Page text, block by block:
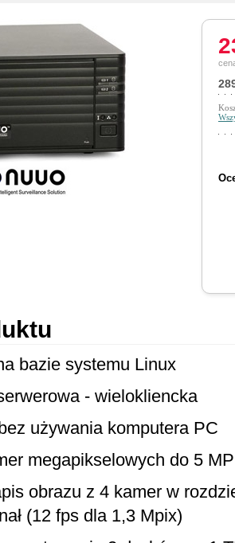
bazie systemu Linux
- wielokliencka
używania komputera PC
megapikselowych do 5
obrazu z 4 kamer w
(12 fps dla 1,3 Mpix)